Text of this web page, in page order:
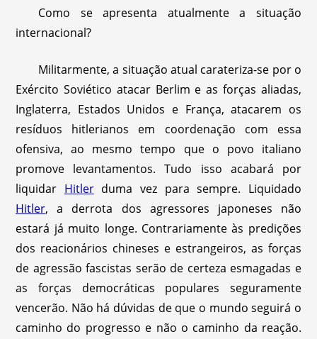
Como se apresenta atualmente a situação
internacional?
Militarmente, a situação atual carateriza-se por o
Exército Soviético atacar Berlim e as forças aliadas,
Inglaterra, Estados Unidos e França, atacarem os
resíduos hitlerianos em coordenação com essa
ofensiva, ao mesmo tempo que o povo italiano
promove levantamentos. Tudo isso acabará por
liquidar Hitlerduma vez para sempre. Liquidado
Hitler, a derrota dos agressores japoneses não
estará já muito longe. Contrariamente às predições
dos reacionários chineses e estrangeiros, as forças
de agressão fascistas serão de certeza esmagadas e
as forças democráticas populares seguramente
vencerão. Não há dúvidas de que o mundo seguirá o
caminho do progresso e não o caminho da reação.